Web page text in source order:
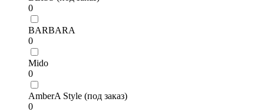
0
BARBARA
0
Mido
0
AmberA Style (под заказ)
0